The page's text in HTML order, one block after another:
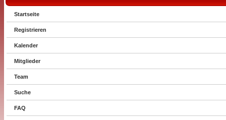
Startseite
Registrieren
Kalender
Mitglieder
Team
Suche
FAQ